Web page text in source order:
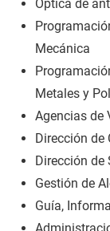
Óptica de
Mecánica
Metales y
Agencias de
Dirección de
Dirección de
Gestión de
Guía,